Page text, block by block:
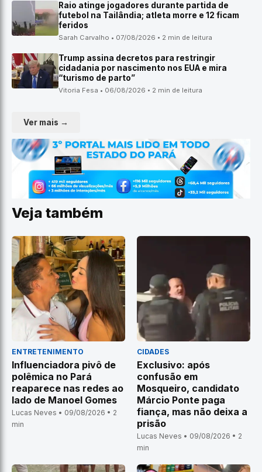
Raio atinge jogadores durante partida de
futebol na Tailândia; atleta morre e 12 ficam
feridos
Sarah Carvalho • 07/08/2026 • 2 min de leitura
Trump assina decretos para restringir
cidadania por nascimento nos EUA e mira
“turismo de parto”
Vitoria Fesa • 06/08/2026 • 2 min de leitura
Ver mais →
Veja também
ENTRETENIMENTO
Influenciadora pivô de
polêmica no Pará
reaparece nas redes ao
lado de Manoel Gomes
Lucas Neves • 09/08/2026 • 2
min
CIDADES
Exclusivo: após
confusão em
Mosqueiro, candidato
Márcio Ponte paga
fiança, mas não deixa a
prisão
Lucas Neves • 09/08/2026 • 2
min